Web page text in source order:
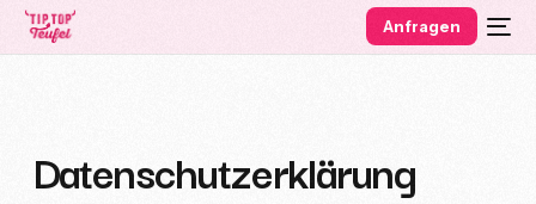
Anfragen
Datenschutz­erklärung